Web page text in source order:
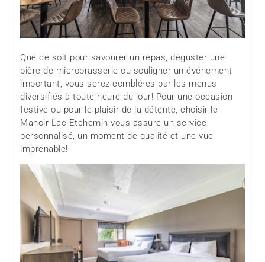
Que ce soit pour savourer un repas, déguster une
bière de microbrasserie ou souligner un événement
important, vous serez comblé·es par les menus
diversifiés à toute heure du jour! Pour une occasion
festive ou pour le plaisir de la détente, choisir le
Manoir Lac-Etchemin vous assure un service
personnalisé, un moment de qualité et une vue
imprenable!